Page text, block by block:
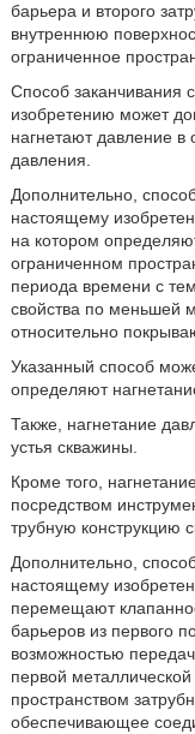
барьера и второго
внутреннюю
ограниченное
Способ заканчивания
изобретению может
нагнетают давление в
давления.
Дополнительно,
настоящему
на котором
ограниченном
периода времени с
свойства по меньшей
относительно
Указанный способ
определяют
Также, нагнетание
устья скважины.
Кроме того,
посредством
трубную конструкцию
Дополнительно,
настоящему
перемещают
барьеров из первого
возможностью
первой
пространством
обеспечивающее